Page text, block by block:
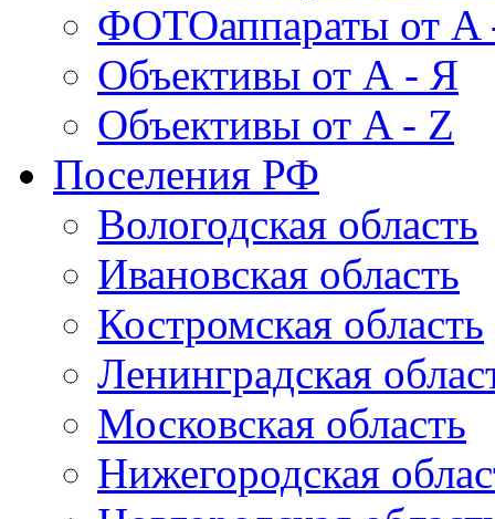
ФОТОаппараты от A
Объективы от А - Я
Объективы от A - Z
Поселения РФ
Вологодская область
Ивановская область
Костромская область
Ленинградская
Московская область
Нижегородская